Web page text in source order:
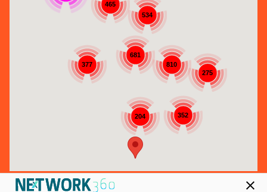
465
534
681
810
275
352
204
377